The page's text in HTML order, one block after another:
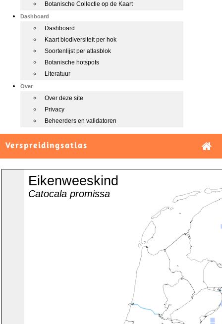
Botanische Collectie op de Kaart
Dashboard
Dashboard
Kaart biodiversiteit per hok
Soortenlijst per atlasblok
Botanische hotspots
Literatuur
Over
Over deze site
Privacy
Beheerders en validatoren
Verspreidingsatlas